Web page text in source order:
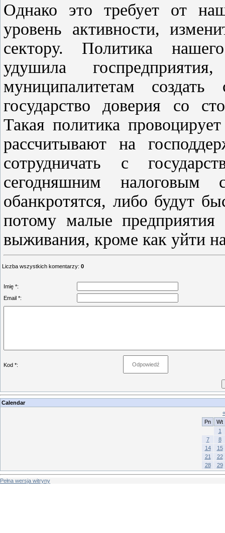
Однако это требует от
уровень активности,
сектору. Политика нашего
удушила
муниципалитетам
государство доверия со
Такая политика
рассчитывают на
сотрудничать с
сегодняшним налоговым
обанкротятся, либо будут
потому малые предприятия
выживания, кроме как уйти
Liczba wszystkich komentarzy: 0
Imię *:
Email *:
Kod *:
Calendar
«
Pn
Wt
1
7
8
14
15
21
22
28
29
Pełna wersja witryny